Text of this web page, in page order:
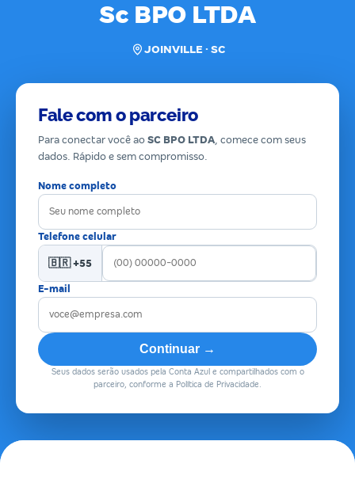
Sc BPO LTDA
JOINVILLE · SC
Fale com o parceiro
Para conectar você ao SC BPO LTDA, comece com seus
dados. Rápido e sem compromisso.
Nome completo
Telefone celular
🇧🇷 +55
E-mail
Continuar →
Seus dados serão usados pela Conta Azul e compartilhados com o
parceiro, conforme a Política de Privacidade.